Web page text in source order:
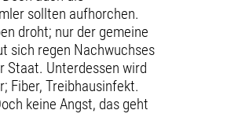
sollten aufhorchen.
droht; nur der gemeine
sich regen Nachwuchses
Staat. Unterdessen wird
Fiber, Treibhausinfekt.
keine Angst, das geht